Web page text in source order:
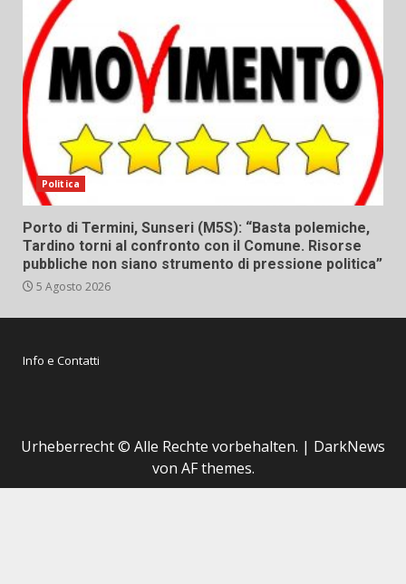
Politica
Porto di Termini, Sunseri (M5S): “Basta polemiche,
Tardino torni al confronto con il Comune. Risorse
pubbliche non siano strumento di pressione politica”
5 Agosto 2026
Info e Contatti
Urheberrecht © Alle Rechte vorbehalten. | DarkNews
von AF themes.